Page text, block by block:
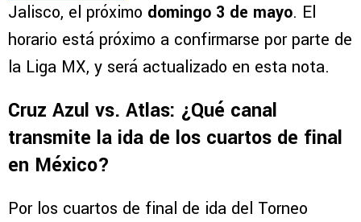
Jalisco, el próximo domingo 3 de mayo. El
horario está próximo a confirmarse por parte de
la Liga MX, y será actualizado en esta nota.
Cruz Azul vs. Atlas: ¿Qué canal
transmite la ida de los cuartos de final
en México?
Por los cuartos de final de ida del Torneo